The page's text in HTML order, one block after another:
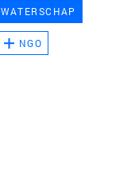
WATERSCHAP
NGO